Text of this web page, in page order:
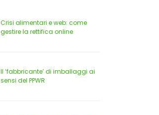
Crisi alimentari e web: come
gestire la rettifica online
Il ‘fabbricante’ di imballaggi ai
sensi del PPWR